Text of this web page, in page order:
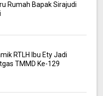
Rumah Bapak Sirajudi
RTLH Ibu Ety Jadi
TMMD Ke-129